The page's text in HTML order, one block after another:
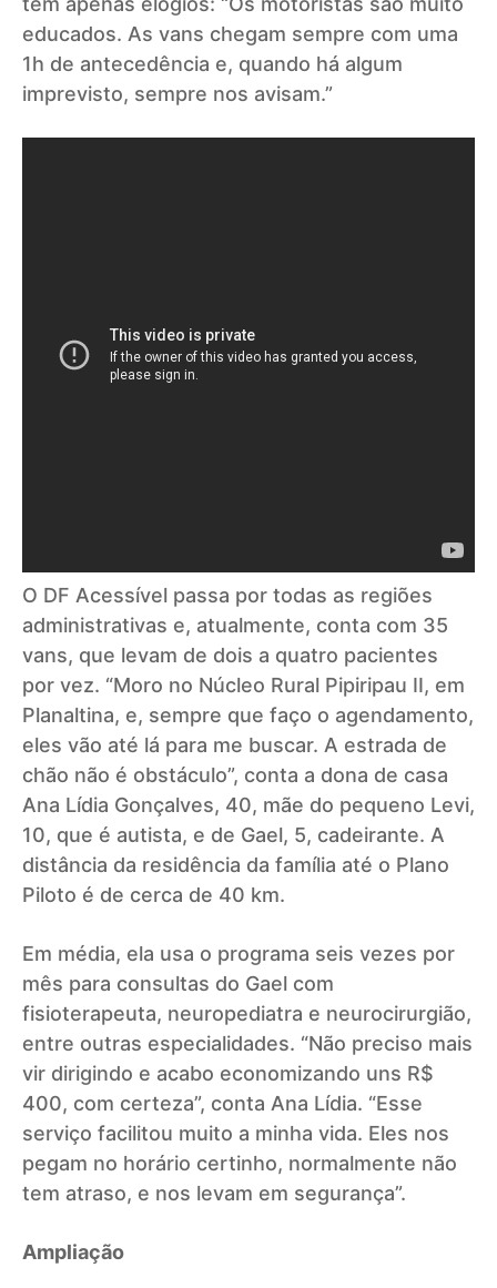
educados. As vans chegam sempre com uma
1h de antecedência e, quando há algum
imprevisto, sempre nos avisam.”
O DF Acessível passa por todas as regiões
administrativas e, atualmente, conta com 35
vans, que levam de dois a quatro pacientes
por vez. “Moro no Núcleo Rural Pipiripau II, em
Planaltina, e, sempre que faço o agendamento,
eles vão até lá para me buscar. A estrada de
chão não é obstáculo”, conta a dona de casa
Ana Lídia Gonçalves, 40, mãe do pequeno Levi,
10, que é autista, e de Gael, 5, cadeirante. A
distância da residência da família até o Plano
Piloto é de cerca de 40 km.
Em média, ela usa o programa seis vezes por
mês para consultas do Gael com
fisioterapeuta, neuropediatra e neurocirurgião,
entre outras especialidades. “Não preciso mais
vir dirigindo e acabo economizando uns R$
400, com certeza”, conta Ana Lídia. “Esse
serviço facilitou muito a minha vida. Eles nos
pegam no horário certinho, normalmente não
tem atraso, e nos levam em segurança”.
Ampliação